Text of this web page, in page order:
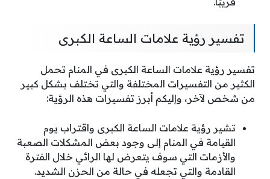
تفسير رؤية علامات الساعة الكبرى
تفسير رؤية علامات الساعة الكبرى في المنام تحمل
الكثير من التفسيرات المختلفة والتي تختلف بشكل كبير
من شخص لآخر، وإليكم أبرز تفسيرات هذه الرؤية:
تشير رؤية علامات الساعة الكبرى واقتراب يوم
القيامة في المنام إلى وجود بعض المشكلات الصعبة
والأزمات التي سوف يتعرض لها الرائي خلال الفترة
القادمة والتي تجعله في حالة من الحزن الشديد.